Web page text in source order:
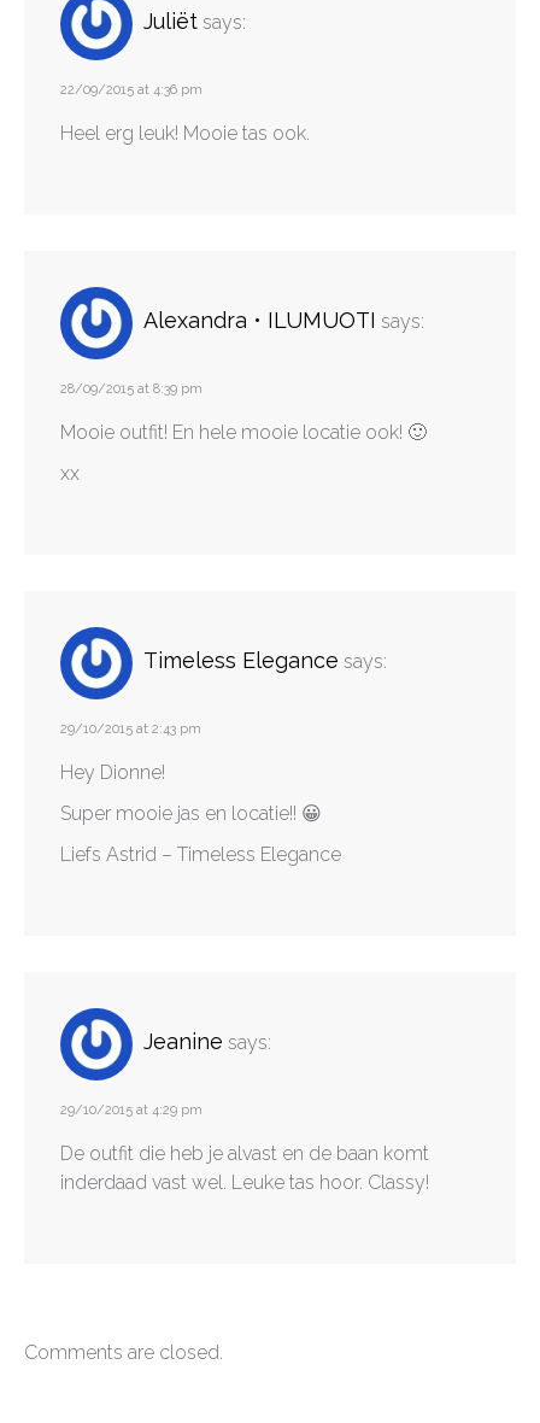
Juliët says:
22/09/2015 at 4:36 pm
Heel erg leuk! Mooie tas ook.
Alexandra • ILUMUOTI says:
28/09/2015 at 8:39 pm
Mooie outfit! En hele mooie locatie ook! 🙂
xx
Timeless Elegance says:
29/10/2015 at 2:43 pm
Hey Dionne!
Super mooie jas en locatie!! 😀
Liefs Astrid – Timeless Elegance
Jeanine says:
29/10/2015 at 4:29 pm
De outfit die heb je alvast en de baan komt
inderdaad vast wel. Leuke tas hoor. Classy!
Comments are closed.